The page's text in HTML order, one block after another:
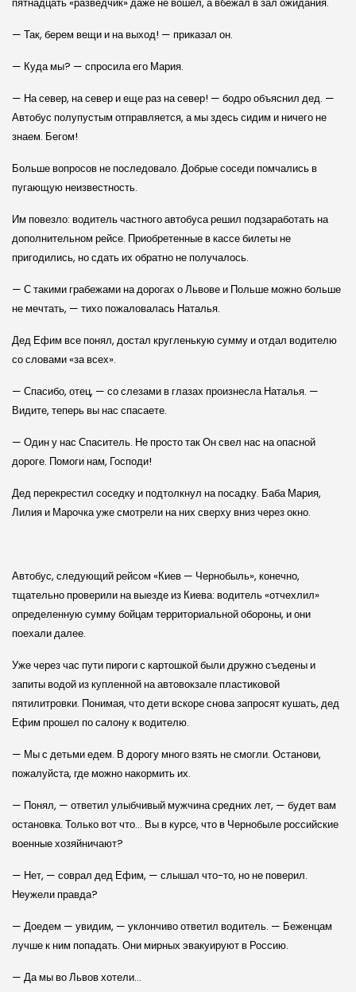
— Так, берем вещи и на выход! — приказал он.
— Куда мы? — спросила его Мария.
— На север, на север и еще раз на север! — бодро объяснил дед. —
Автобус полупустым отправляется, а мы здесь сидим и ничего не
знаем. Бегом!
Больше вопросов не последовало. Добрые соседи помчались в
пугающую неизвестность.
Им повезло: водитель частного автобуса решил подзаработать на
дополнительном рейсе. Приобретенные в кассе билеты не
пригодились, но сдать их обратно не получалось.
— С такими грабежами на дорогах о Львове и Польше можно больше
не мечтать, — тихо пожаловалась Наталья.
Дед Ефим все понял, достал кругленькую сумму и отдал водителю
со словами «за всех».
— Спасибо, отец, — со слезами в глазах произнесла Наталья. —
Видите, теперь вы нас спасаете.
— Один у нас Спаситель. Не просто так Он свел нас на опасной
дороге. Помоги нам, Господи!
Дед перекрестил соседку и подтолкнул на посадку. Баба Мария,
Лилия и Марочка уже смотрели на них сверху вниз через окно.
Автобус, следующий рейсом «Киев — Чернобыль», конечно,
тщательно проверили на выезде из Киева: водитель «отчехлил»
определенную сумму бойцам территориальной обороны, и они
поехали далее.
Уже через час пути пироги с картошкой были дружно съедены и
запиты водой из купленной на автовокзале пластиковой
пятилитровки. Понимая, что дети вскоре снова запросят кушать, дед
Ефим прошел по салону к водителю.
— Мы с детьми едем. В дорогу много взять не смогли. Останови,
пожалуйста, где можно накормить их.
— Понял, — ответил улыбчивый мужчина средних лет, — будет вам
остановка. Только вот что… Вы в курсе, что в Чернобыле российские
военные хозяйничают?
— Нет, — соврал дед Ефим, — слышал что-то, но не поверил.
Неужели правда?
— Доедем — увидим, — уклончиво ответил водитель. — Беженцам
лучше к ним попадать. Они мирных эвакуируют в Россию.
— Да мы во Львов хотели…